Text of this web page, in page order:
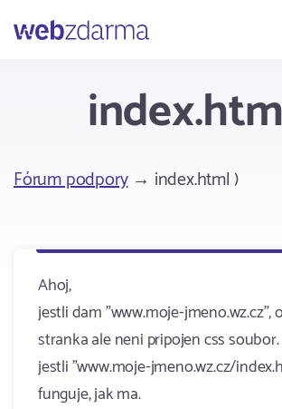
Webzdarma
Fórum podpory→ index.html )
Ahoj,
jestli dam "www.moje-jmeno.wz.cz",
stranka ale neni pripojen css soubor.
jestli "www.moje-jmeno.wz.cz/
funguje, jak ma.